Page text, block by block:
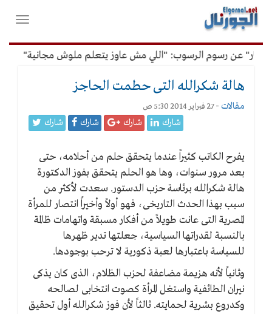
القائمة
الرئيسية
فتح
عن رسوم الرسوب: "اللي مش عاوز يتعلم ملوش مجانية"
هالة شكرالله التى حطمت الحاجز
مقالات -27 فبراير 2014 5:30 ص
شارك شارك شارك شارك
يفرح الكاتب كثيراً عندما يتحقق حلم من أحلامه، حتى
بعد مرور سنوات، وها هو الحلم يتحقق بفوز الدكتورة
هالة شكرالله برئاسة حزب الدستور. سعدت لأكثر من
سبب بهذا الحدث التاريخى، فهو أولاً وأخيراً انتصار للمرأة
المصرية التى عانت طويلاً من أفكار مسبقة واتهامات ظالمة
بالنسبة لقدراتها السياسية، جعلتها تدير ظهرها
للسياسة باعتبارها لعبة ذكورية لا ترحب بوجودها.
وثانياً لأنه هزيمة مضاعفة لحزب الظلام، الذى كان يذكى
نيران الطائفية واستغل المرأة كصوت انتخابى لصالحه
وكدروع بشرية لحمايته. ثالثاً لأن فوز شكرالله أول تحقيق